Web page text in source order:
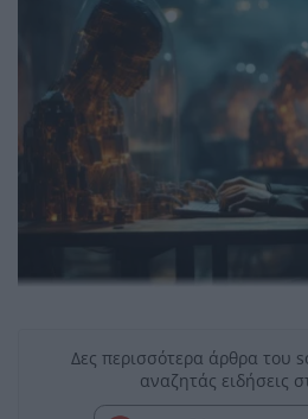
Δες περισσότερα άρθρα του
αναζητάς ειδήσεις